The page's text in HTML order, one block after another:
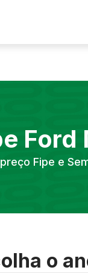
Ford
Fipe e
o